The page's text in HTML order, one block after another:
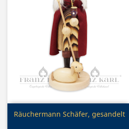
Vorschau
Räuchermann Schäfer, gesandelt